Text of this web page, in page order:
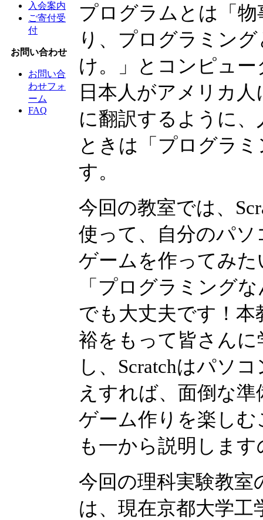
入会案内
ご寄付受
付
お問い合わせ
お問い合
わせフォ
ーム
FAQ
プログラムとは「
り、プログラミン
け。」とコンピュ
日本人がアメリカ
に翻訳するように
ときは「プログラ
す。
今回の教室では、
使って、自分のパ
ゲームを作ってみ
「プログラミング
でも大丈夫です！
裕をもって皆さん
し、Scratchはパソ
えすれば、面倒な
ゲーム作りを楽しむ
も一から説明しま
今回の理科実験教室
は、現在京都大学工